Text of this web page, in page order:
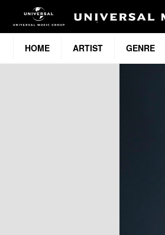
HOME ARTIST GENRE